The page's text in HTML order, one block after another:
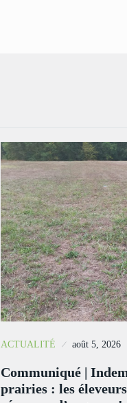
ACTUALITÉ août 5, 2026
Communiqué |
prairies : les